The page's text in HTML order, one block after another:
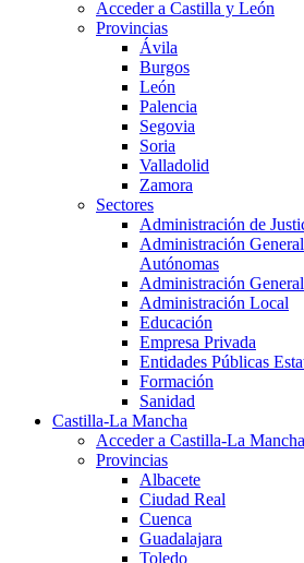
Acceder a Castilla y León
Provincias
Ávila
Burgos
León
Palencia
Segovia
Soria
Valladolid
Zamora
Sectores
Administración de
Administración
Autónomas
Administración
Administración Local
Educación
Empresa Privada
Entidades Públicas
Formación
Sanidad
Castilla-La Mancha
Acceder a Castilla-La Mancha
Provincias
Albacete
Ciudad Real
Cuenca
Guadalajara
Toledo